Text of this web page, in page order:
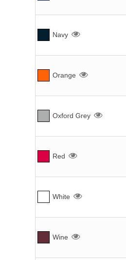
Navy
Orange
Oxford Grey
Red
White
Wine